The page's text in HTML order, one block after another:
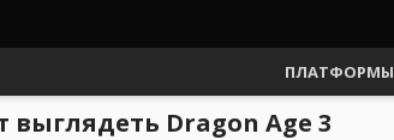
ПЛАТФОРМЫ
выглядеть Dragon Age 3